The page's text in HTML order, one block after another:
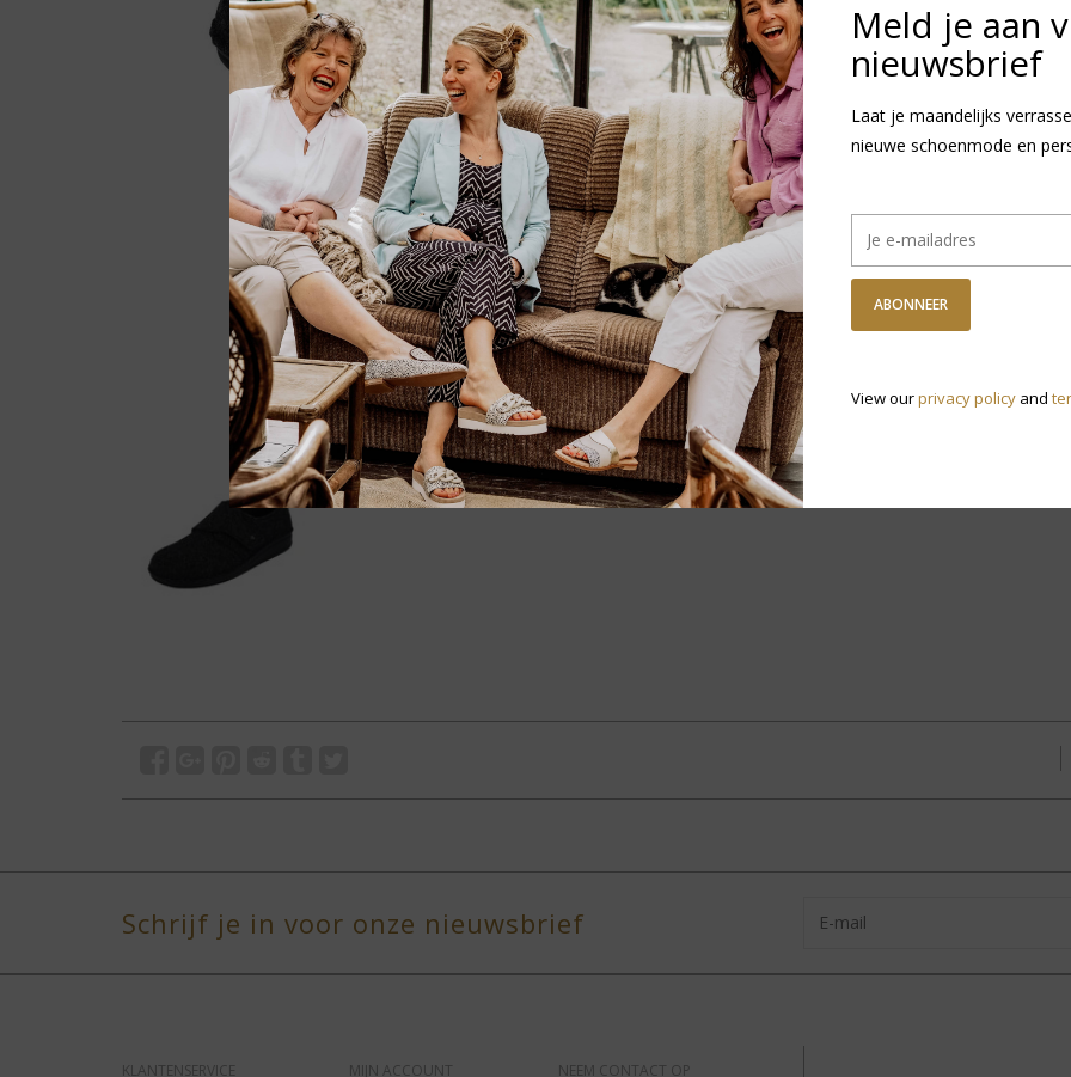
Vanaf €75,-
Artikelnummer:
Schrijf je in voor onze nieuwsbrief
KLANTENSERVICE MIJN ACCOUNT NEEM CONTACT OP
Meld je aan
nieuwsbrief
Laat je maandelijks
nieuwe schoenmode en
ABONNEER
View ourprivacy policy and